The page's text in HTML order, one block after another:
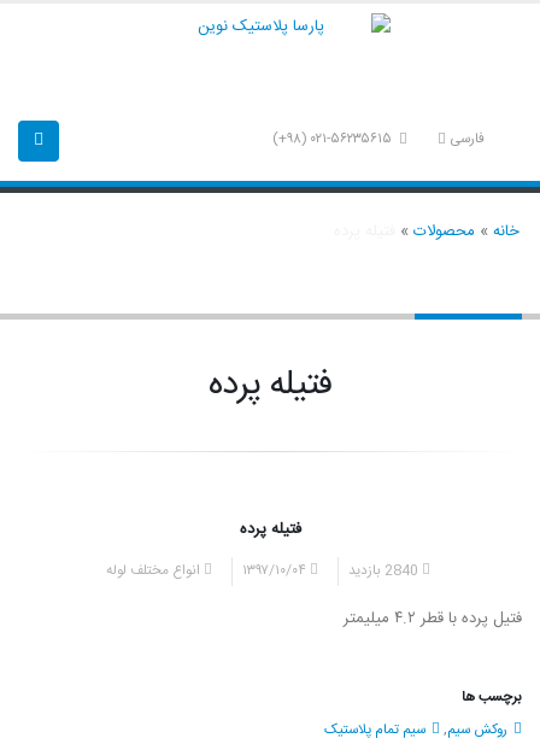
فارسی
خانه» محصولات»
فتیله پرده
فتیله پرده
انواع مختلف لوله
فتیل پرده با قطر ۴.۲ میلیمتر
برچسب ها
روکش سیم, سیم تمام پلاستیک